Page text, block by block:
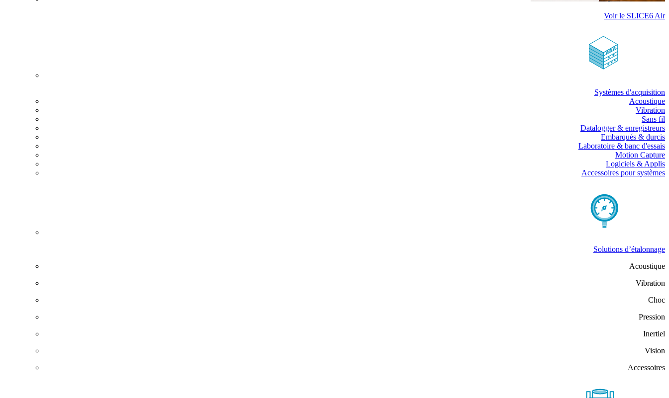
Voir le SLICE6 Air
Systèmes d'acquisition
Acoustique
Vibration
Sans fil
Datalogger & enregistreurs
Embarqués & durcis
Laboratoire & banc d'essais
Motion Capture
Logiciels & Applis
Accessoires pour systèmes
Solutions d’étalonnage
Acoustique
Vibration
Choc
Pression
Inertiel
Vision
Accessoires